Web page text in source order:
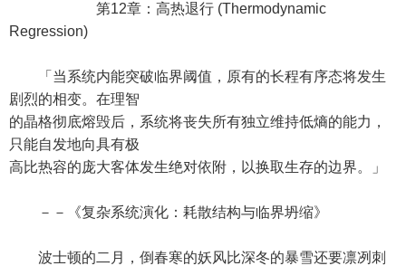
第12章：高热退行 (Thermodynamic
Regression)
「当系统内能突破临界阈值，原有的长程有序态将发生
剧烈的相变。在理智
的晶格彻底熔毁后，系统将丧失所有独立维持低熵的能力，
只能自发地向具有极
高比热容的庞大客体发生绝对依附，以换取生存的边界。」
－－《复杂系统演化：耗散结构与临界坍缩》
波士顿的二月，倒春寒的妖风比深冬的暴雪还要凛冽刺